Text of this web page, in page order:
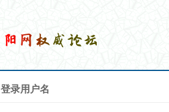
登录用户名